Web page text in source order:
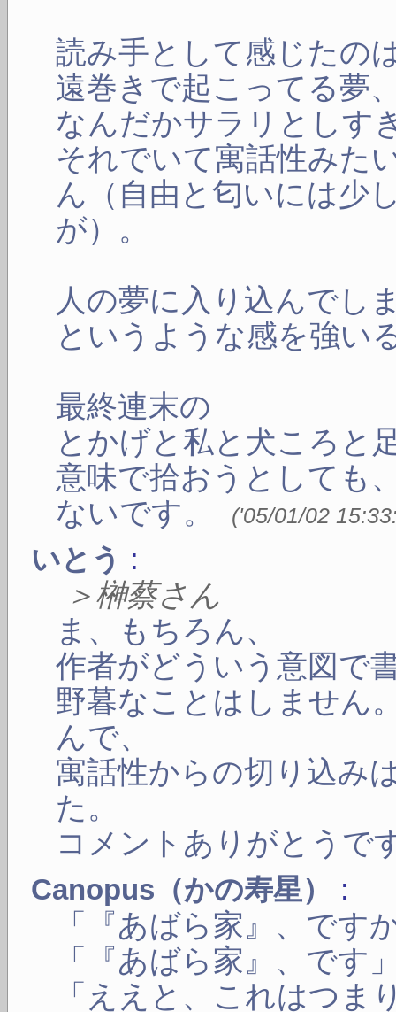
読み手として感じたの
遠巻きで起こってる夢
なんだかサラリとしす
それでいて寓話性みた
ん（自由と匂いには少
が）。
人の夢に入り込んでし
というような感を強い
最終連末の
とかげと私と犬ころと
意味で拾おうとしても
ないです。
('05/01/02
いとう :
＞榊蔡さん
ま、もちろん、
作者がどういう意図で
野暮なことはしません
んで、
寓話性からの切り込み
た。
コメントありがとう
Canopus（かの寿星）
:
「『あばら家』、です
「『あばら家』、です
「ええと、これはつま